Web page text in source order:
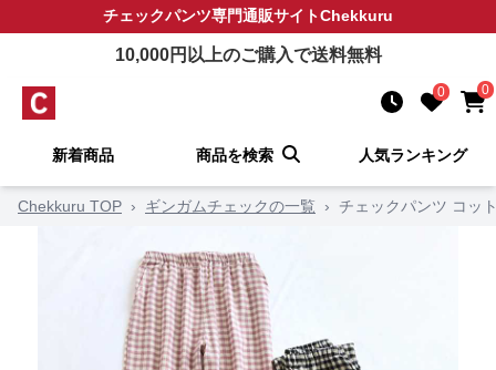
チェックパンツ専門通販サイトChekkuru
10,000円以上のご購入で送料無料
0 0
新着商品 商品を検索 人気ランキング
Chekkuru TOP › ギンガムチェックの一覧 › チェックパンツ コッ